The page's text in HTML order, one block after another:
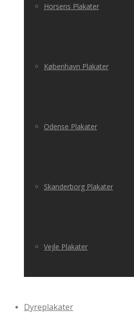
Horsens Plakater
København Plakater
Odense Plakater
Skanderborg Plakater
Vejle Plakater
Dyreplakater